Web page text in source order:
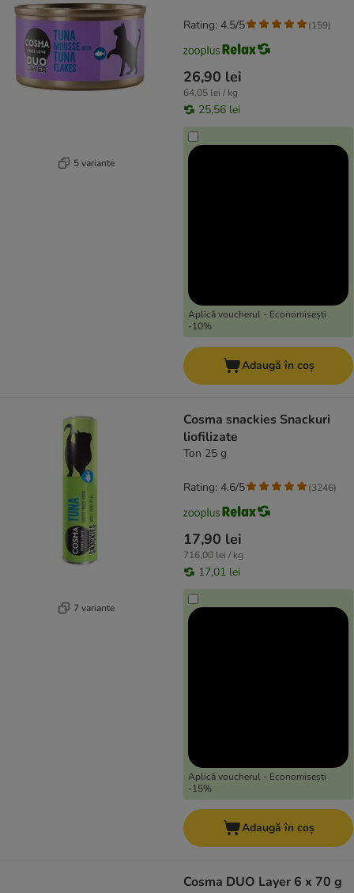
5 variante
26,90 lei
64,05 lei / kg
25,56 lei
Aplică voucherul - Economisești
-10%
Rating: 4.5/5 (159)
Adaugă în coș
7 variante
Cosma snackies Snackuri
liofilizate
Ton 25 g
17,90 lei
716,00 lei / kg
17,01 lei
Aplică voucherul - Economisești
-15%
Rating: 4.6/5 (3246)
Adaugă în coș
Cosma DUO Layer 6 x 70 g